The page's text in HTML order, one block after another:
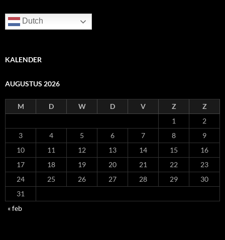
Dutch
KALENDER
AUGUSTUS 2026
M D W D V Z
Z
1
2
3
4 5 6 7 8
9
10
11 12 13 14 15
16
17
18 19 20 21 22
23
24
25 26 27 28 29
30
31
« feb